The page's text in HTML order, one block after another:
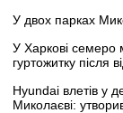
У двох парках
У Харкові
гуртожитку після
Hyundai влетів у
Миколаєві: